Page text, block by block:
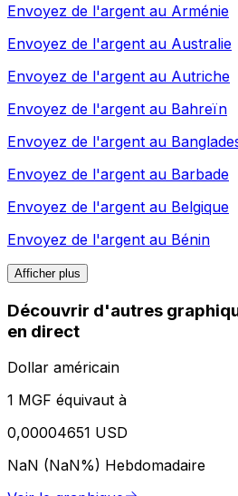
Envoyez de l'argent au Arménie
Envoyez de l'argent au Australie
Envoyez de l'argent au Autriche
Envoyez de l'argent au Bahreïn
Envoyez de l'argent au
Envoyez de l'argent au Barbade
Envoyez de l'argent au Belgique
Envoyez de l'argent au Bénin
Afficher plus
Découvrir d'autres
en direct
Dollar américain
1 MGF équivaut à
0,00004651 USD
NaN (NaN%) Hebdomadaire